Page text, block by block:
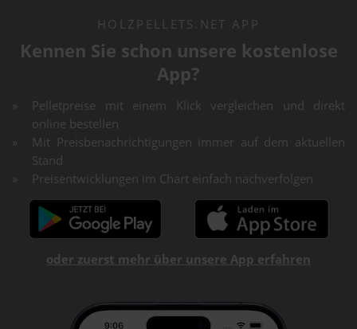
HOLZPELLETS.NET APP
Kennen Sie schon unsere kostenlose
App?
Pelletpreise mit einem Klick vergleichen und direkt
online bestellen
Mit Preisbenachrichtigungen immer auf dem aktuellen
Stand
Preisentwicklungen im Chart einfach nachverfolgen
oder zuerst mehr über unsere App erfahren